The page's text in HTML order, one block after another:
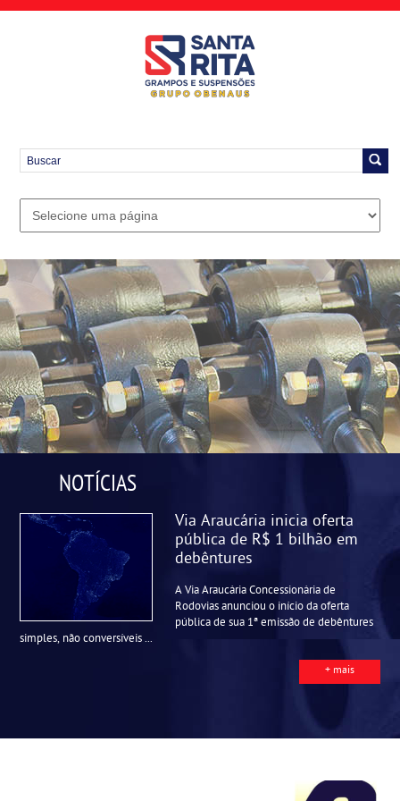
NOTÍCIAS
Via Araucária inicia oferta
pública de R$ 1 bilhão em
debêntures
A Via Araucária Concessionária de
Rodovias anunciou o início da oferta
pública de sua 1ª emissão de debêntures
simples, não conversíveis ...
+ mais